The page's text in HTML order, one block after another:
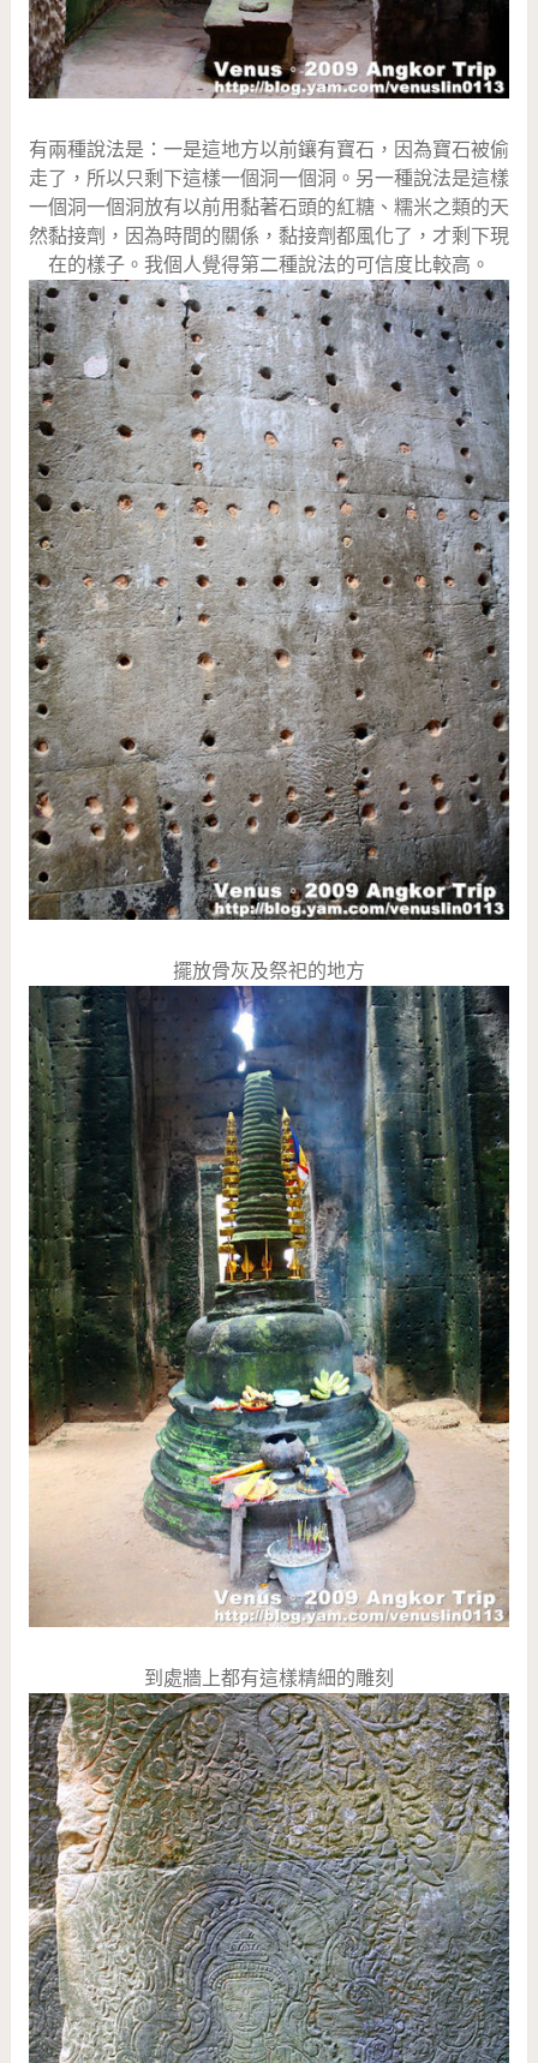
有兩種說法是：一是這地方以前鑲有寶石，因為寶石被偷
走了，所以只剩下這樣一個洞一個洞。另一種說法是這樣
一個洞一個洞放有以前用黏著石頭的紅糖、糯米之類的天
然黏接劑，因為時間的關係，黏接劑都風化了，才剩下現
在的樣子。我個人覺得第二種說法的可信度比較高。
擺放骨灰及祭祀的地方
到處牆上都有這樣精細的雕刻